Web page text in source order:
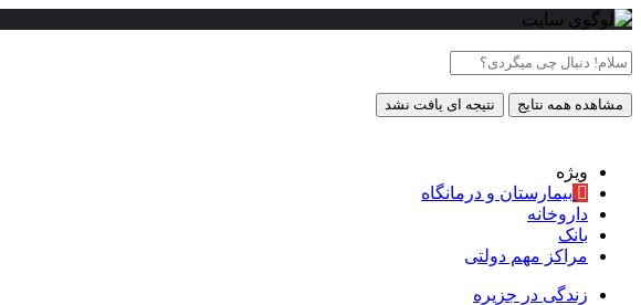
مشاهده همه نتایج نتیجه ای یافت نشد
ویژه
بیمارستان و درمانگاه
داروخانه
بانک
مراکز مهم دولتی
زندگی در جزیره